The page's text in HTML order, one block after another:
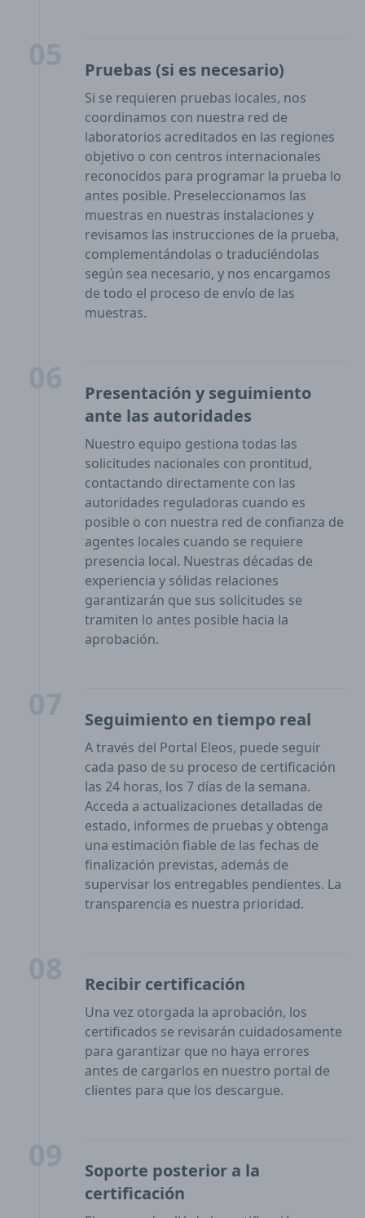
Pruebas (si es necesario)
Si se requieren pruebas locales, nos
coordinamos con nuestra red de
laboratorios acreditados en las regiones
objetivo o con centros internacionales
reconocidos para programar la prueba lo
antes posible. Preseleccionamos las
muestras en nuestras instalaciones y
revisamos las instrucciones de la prueba,
complementándolas o traduciéndolas
según sea necesario, y nos encargamos
de todo el proceso de envío de las
muestras.
Presentación y seguimiento
ante las autoridades
Nuestro equipo gestiona todas las
solicitudes nacionales con prontitud,
contactando directamente con las
autoridades reguladoras cuando es
posible o con nuestra red de confianza de
agentes locales cuando se requiere
presencia local. Nuestras décadas de
experiencia y sólidas relaciones
garantizarán que sus solicitudes se
tramiten lo antes posible hacia la
aprobación.
Seguimiento en tiempo real
A través del Portal Eleos, puede seguir
cada paso de su proceso de certificación
las 24 horas, los 7 días de la semana.
Acceda a actualizaciones detalladas de
estado, informes de pruebas y obtenga
una estimación fiable de las fechas de
finalización previstas, además de
supervisar los entregables pendientes. La
transparencia es nuestra prioridad.
Recibir certificación
Una vez otorgada la aprobación, los
certificados se revisarán cuidadosamente
para garantizar que no haya errores
antes de cargarlos en nuestro portal de
clientes para que los descargue.
Soporte posterior a la
certificación